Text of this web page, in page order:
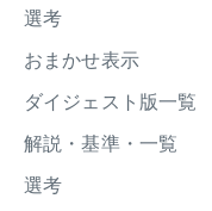
選考
おまかせ表示
ダイジェスト版一覧
解説・基準・一覧
選考